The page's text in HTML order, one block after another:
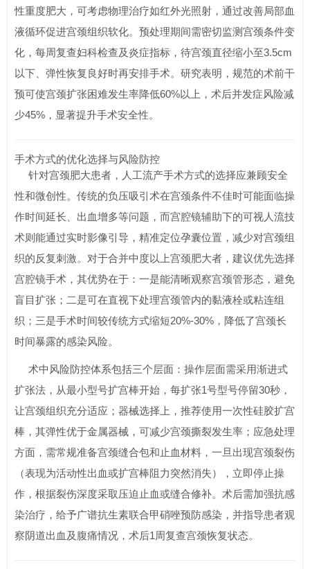
性重度肥大，可考虑物理治疗如红外光照射，通过改善局部血
液循环促进宫颈组织软化。预处理期间需密切监测宫颈条件变
化，每周复查妇科检查及炎症指标，待宫颈直径缩小至3.5cm
以下、弹性恢复良好时再安排手术。研究表明，规范的术前干
预可使宫颈扩张困难发生率降低60%以上，术后并发症风险减
少45%，显著提升手术安全性。
手术方式的优化选择与风险防控
针对宫颈肥大患者，人工流产手术方式的选择应兼顾安全
性和微创性。传统的负压吸引术在宫颈条件不佳时可能面临操
作时间延长、出血增多等问题，而宫腔镜辅助下的可视人流技
术则能通过实时影像引导，精准定位孕囊位置，减少对宫颈组
织的反复刺激。对于合并中度以上宫颈肥大者，建议优先选择
宫腔镜手术，其优势在于：一是能清晰观察宫颈管形态，避免
盲目扩张；二是可在直视下处理宫颈管内的黏液栓或粘连组
织；三是手术时间较传统方式缩短20%-30%，降低了宫颈长
时间暴露的感染风险。
术中风险防控体系包括三个层面：操作层面需采用渐进式
扩张法，从最小型号扩宫棒开始，每扩张1号型号停留30秒，
让宫颈组织充分适应；器械选择上，推荐使用一次性硅胶扩宫
棒，其弹性优于金属器械，可减少宫颈撕裂发生率；应急处理
方面，需常规准备宫颈缝合包和止血材料，一旦出现宫颈裂伤
（表现为活动性出血或扩宫棒阻力突然消失），立即停止操
作，根据裂伤深度采取压迫止血或缝合修补。术后需加强抗感
染治疗，给予广谱抗生素联合甲硝唑预防感染，并指导患者观
察阴道出血及腹痛情况，术后1周复查宫颈恢复状态。